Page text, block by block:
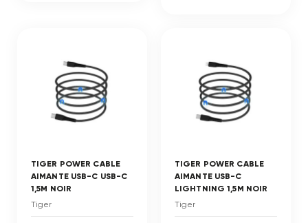
TIGER POWER CABLE
AIMANTE USB-C USB-C
1,5M NOIR
Tiger
TIGER POWER CABLE
AIMANTE USB-C
LIGHTNING 1,5M NOIR
Tiger